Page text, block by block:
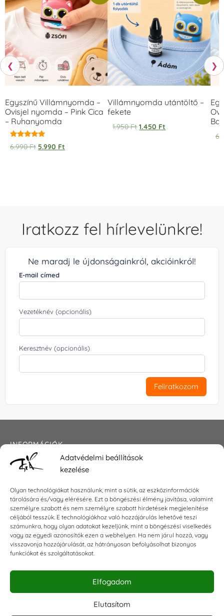
Adatvédelmi beállítások
kezelése
Olyan technológiákat használunk, mint a sütik, az eszközinformációk
tárolására és/vagy elérésére. Ezt a böngészési élmény javítása, valamint
személyre szabott és nem személyre szabott hirdetések megjelenítése
céljából tesszük. E technológiákhoz való hozzájárulás lehetővé teszi
számunkra, hogy olyan adatokat kezeljünk, mint a böngészési viselkedés
vagy az egyedi azonosítók ezen a webhelyen. Ha nem járul hozzá, vagy
visszavonja hozzájárulását, az hátrányosan befolyásolhat bizonyos
funkciókat és szolgáltatásokat.
Elfogadom
Elutasítom
❮
Egyszínű Villámnyomda –
Ovisjel nyomda – Pink Cica
– Ruhanyomda
Értékelés:
5.00
6.990Ft 5.990 Ft
Villámnyomda utántöltő –
fekete
1.950Ft 1.450 Ft
❯
Iratkozz fel hírlevelünkre!
Ne maradj le újdonságainkról, akcióinkról!
E-mail címed
Vezetéknév (opcionális)
Keresztnév (opcionális)
Feliratkozom
INFORMÁCIÓK
Általános szerződési feltételek
Impresszum
KAPCSOLAT
E-mail:shop@torokszilvi.com
Telefon: +36 30 6767872
KÖZÖSSÉGI